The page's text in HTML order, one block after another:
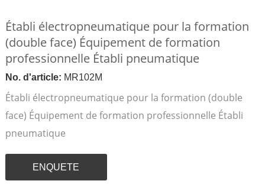
Établi électropneumatique pour la formation
(double face) Équipement de formation
professionnelle Établi pneumatique
No. d'article: MR102M
Établi électropneumatique pour la formation (double
face) Équipement de formation professionnelle Établi
pneumatique
ENQUETE